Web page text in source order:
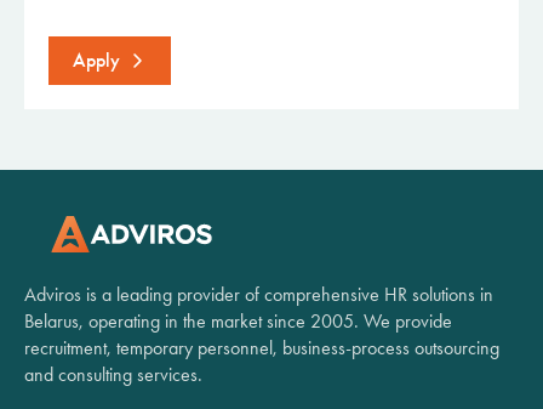
Apply
Adviros is a leading provider of comprehensive HR solutions in
Belarus, operating in the market since 2005. We provide
recruitment, temporary personnel, business-process outsourcing
and consulting services.